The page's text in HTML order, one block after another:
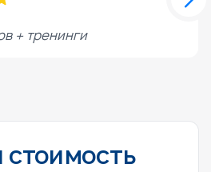
+ тренинги
стоимость